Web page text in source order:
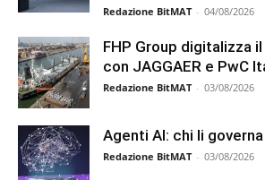
Redazione BitMAT - 04/08/2026
FHP Group digitalizza
con JAGGAER e PwC
Redazione BitMAT - 03/08/2026
Agenti AI: chi li
Redazione BitMAT - 03/08/2026